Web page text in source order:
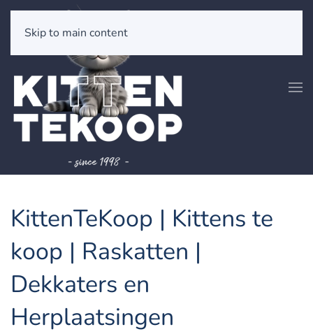
Skip to main content
KittenTeKoop | Kittens te
koop | Raskatten |
Dekkaters en
Herplaatsingen